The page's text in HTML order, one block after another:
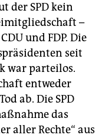
der SPD kein
–
und FDP. Die
seit
war parteilos.
entweder
ab. Die SPD
das
aller Rechte“ aus